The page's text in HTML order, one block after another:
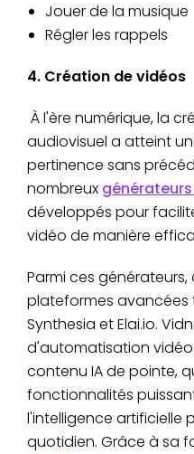
Jouer de la musique
Régler les rappels
4. Création de vidéos
À l'ère numérique, la
audiovisuel a atteint
pertinence sans
nombreux
développés pour
vidéo de manière
Parmi ces
plateformes avancées
Synthesia et Elai.io.
d'automatisation
contenu IA de pointe,
fonctionnalités
l'intelligence artificielle
quotidien. Grâce à sa